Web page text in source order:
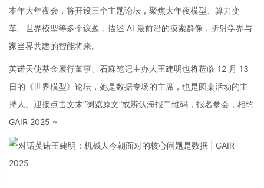
本年大年夜会，将开设三个主题论坛，聚焦大年夜模型、算力变
革、世界模型等多个议题，描述 AI 最前沿的摸索群像，折射学界与
家当界共建的智能将来。
英诺天使基金履行董事、石麻笔记主办人王建明也将莅临 12 月 13
日的《世界模型》论坛，她是数据专场的主席，也是圆桌活动的主
持人。迎接点击文末“浏览原文”或辨认海报二维码，报名参会，相约
GAIR 2025 ~